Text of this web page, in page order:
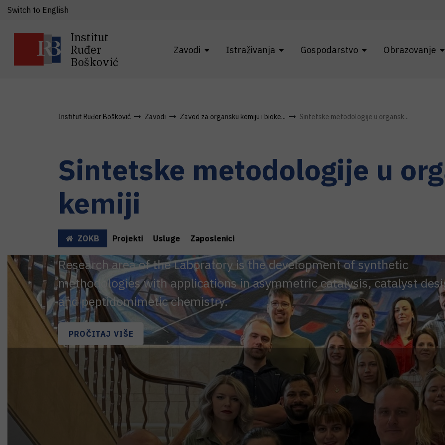
Institut
Ruđer
Bošković
Zavodi Istraživanja Gospodarstvo Obrazovanje
Switch to English
Institut Ruđer Bošković Zavodi Zavod za organsku kemiju i bioke... Sintetske metodologije u organsk...
Sintetske metodologije u
kemiji
ZOKB Projekti Usluge Zaposlenici
Research area of the Laboratory is the development of synthetic
methodologies with applications in asymmetric catalysis, catalyst
and peptidomimetic chemistry.
PROČITAJ VIŠE